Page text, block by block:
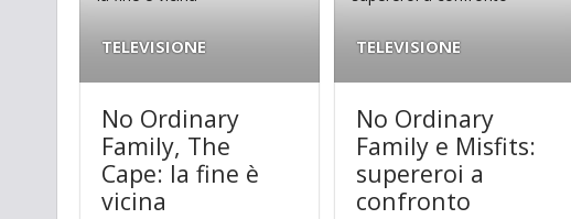
TELEVISIONE
No Ordinary
Family, The
Cape: la fine è
vicina
TELEVISIONE
No Ordinary
Family e Misfits:
supereroi a
confronto